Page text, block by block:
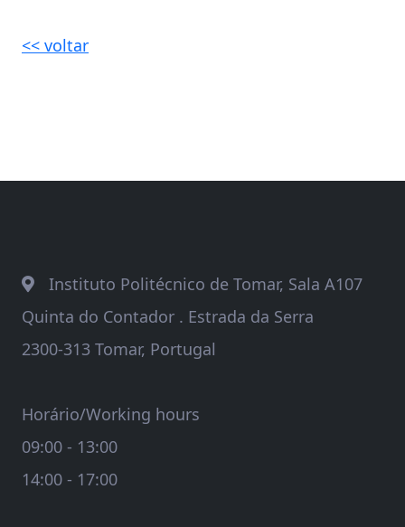
<< voltar
Instituto Politécnico de Tomar, Sala A107
Quinta do Contador . Estrada da Serra
2300-313 Tomar, Portugal
Horário/Working hours
09:00 - 13:00
14:00 - 17:00